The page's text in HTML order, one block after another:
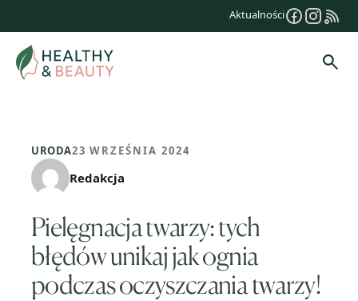
treści
Aktualności
URODA23 WRZEŚNIA 2024
Redakcja
Pielęgnacja twarzy: tych
błędów unikaj jak ognia
podczas oczyszczania twarzy!